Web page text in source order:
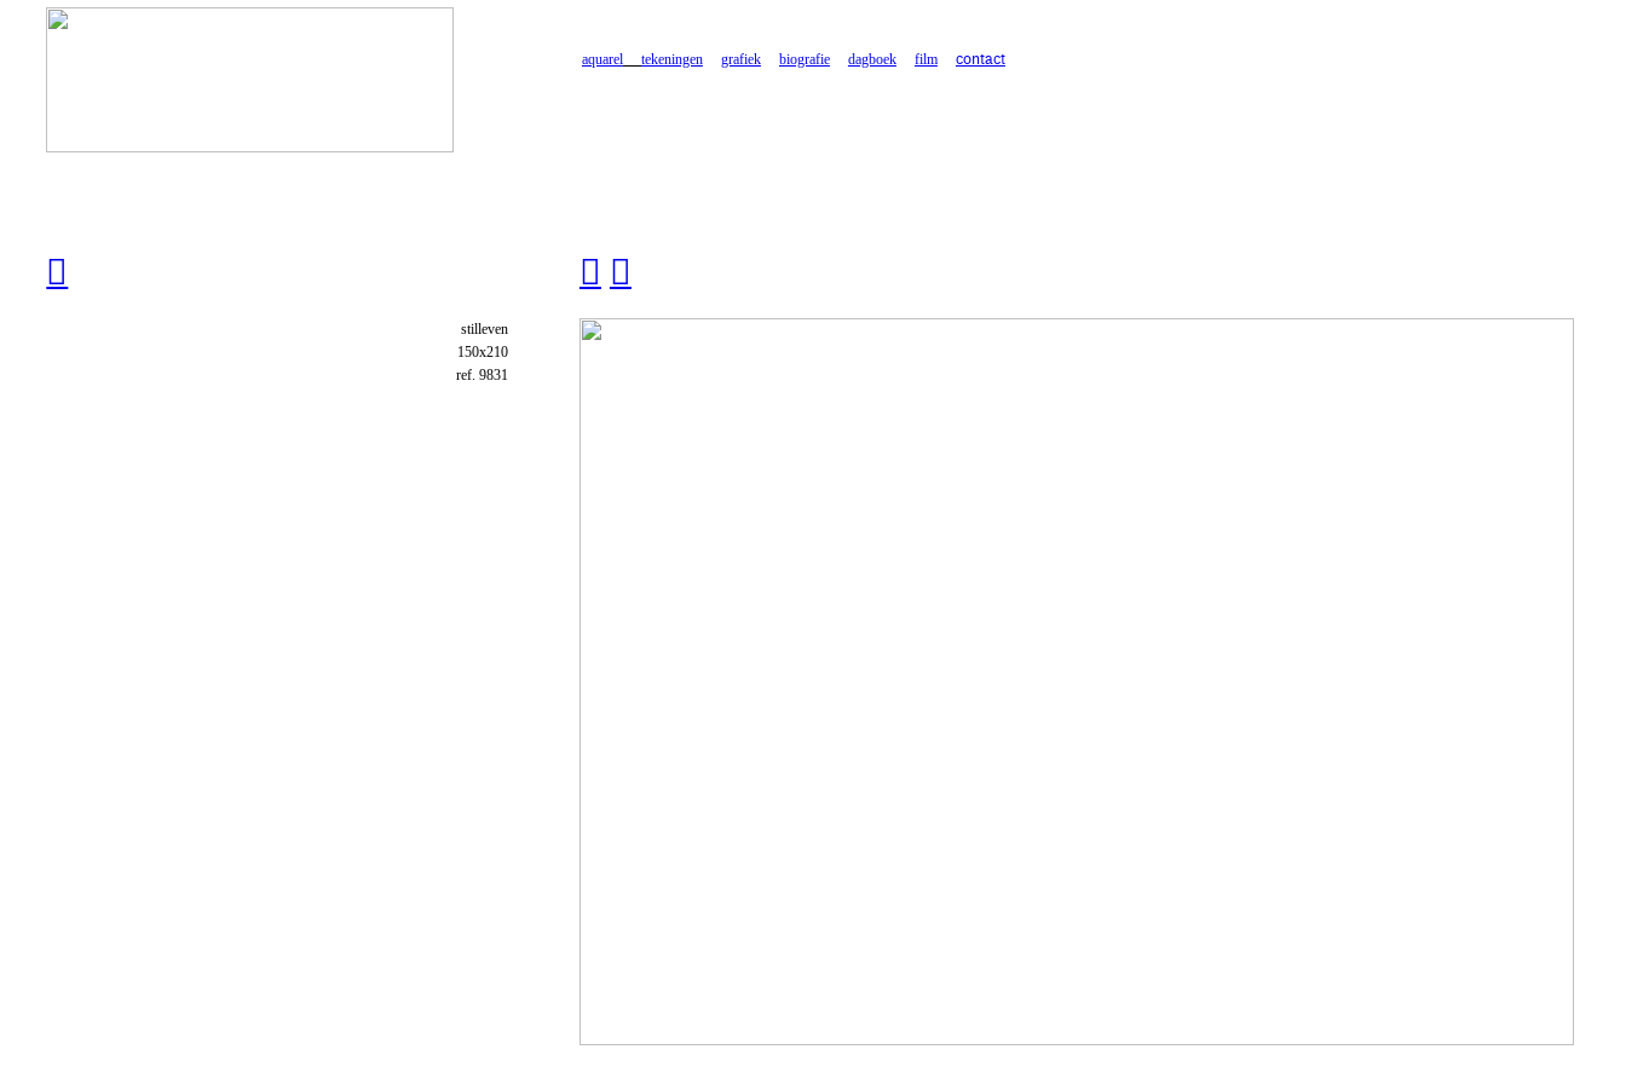
aquarel tekeningen grafiek biografie dagboek film contact
︎
stilleven
150x210
ref. 9831
︎ ︎